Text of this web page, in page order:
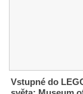
Vstupné do